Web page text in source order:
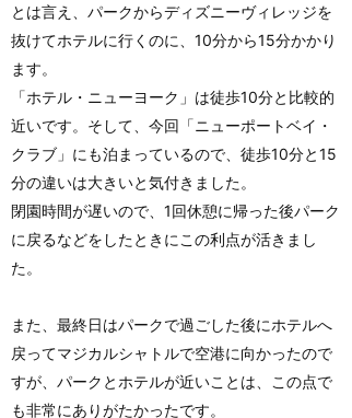
とは言え、パークからディズニーヴィレッジを
抜けてホテルに行くのに、10分から15分かかり
ます。
「ホテル・ニューヨーク」は徒歩10分と比較的
近いです。そして、今回「ニューポートベイ・
クラブ」にも泊まっているので、徒歩10分と15
分の違いは大きいと気付きました。
閉園時間が遅いので、1回休憩に帰った後パーク
に戻るなどをしたときにこの利点が活きまし
た。
また、最終日はパークで過ごした後にホテルへ
戻ってマジカルシャトルで空港に向かったので
すが、パークとホテルが近いことは、この点で
も非常にありがたかったです。